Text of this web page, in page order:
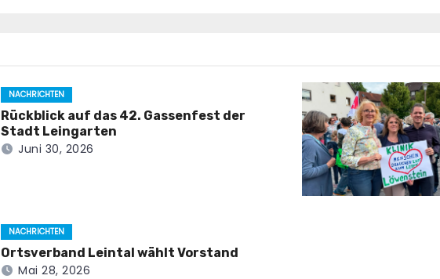
NACHRICHTEN
Rückblick auf das 42. Gassenfest der
Stadt Leingarten
Juni 30, 2026
NACHRICHTEN
Ortsverband Leintal wählt Vorstand
Mai 28, 2026